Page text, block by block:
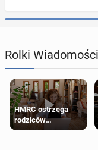
Rolki Wiadomości
HMRC ostrzega
rodziców
pobierających Child